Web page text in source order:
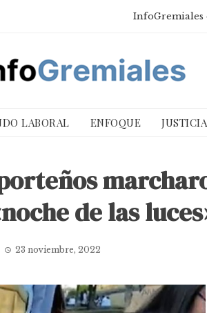
InfoGremiales
LABORAL ENFOQUE
de las
23 noviembre, 2022